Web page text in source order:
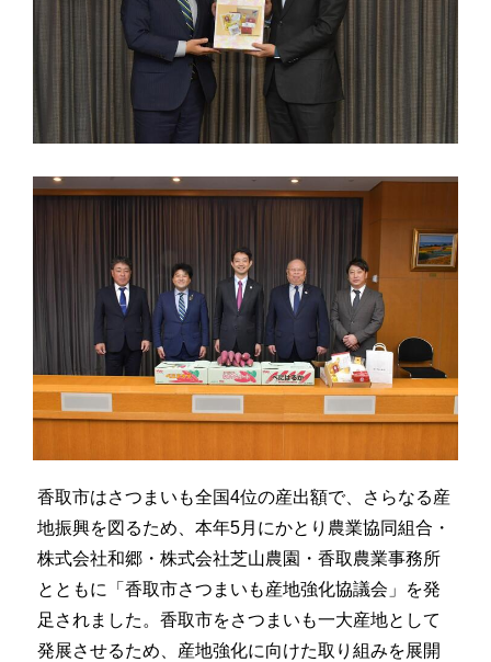
香取市はさつまいも全国4位の産出額で、さらなる産
地振興を図るため、本年5月にかとり農業協同組合・
株式会社和郷・株式会社芝山農園・香取農業事務所
とともに「香取市さつまいも産地強化協議会」を発
足されました。香取市をさつまいも一大産地として
発展させるため、産地強化に向けた取り組みを展開